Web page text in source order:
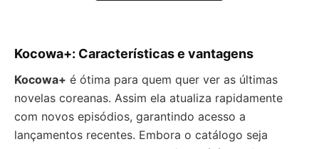
Kocowa+: Características e vantagens
Kocowa+ é ótima para quem quer ver as últimas
novelas coreanas. Assim ela atualiza rapidamente
com novos episódios, garantindo acesso a
lançamentos recentes. Embora o catálogo seja